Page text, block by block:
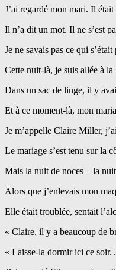
J’ai regardé mon mari. Il
Il n’a dit un mot. Il ne s’est
Je ne savais pas ce qui
Cette nuit-là, je suis allée à
Dans un sac de linge, il y
Et à ce moment-là, mon
Je m’appelle Claire Miller,
Le mariage s’est tenu sur la
Mais la nuit de noces – la
Alors que j’enlevais mon
Elle était troublée, sentait
« Claire, il y a beaucoup de
« Laisse-la dormir ici ce soir.